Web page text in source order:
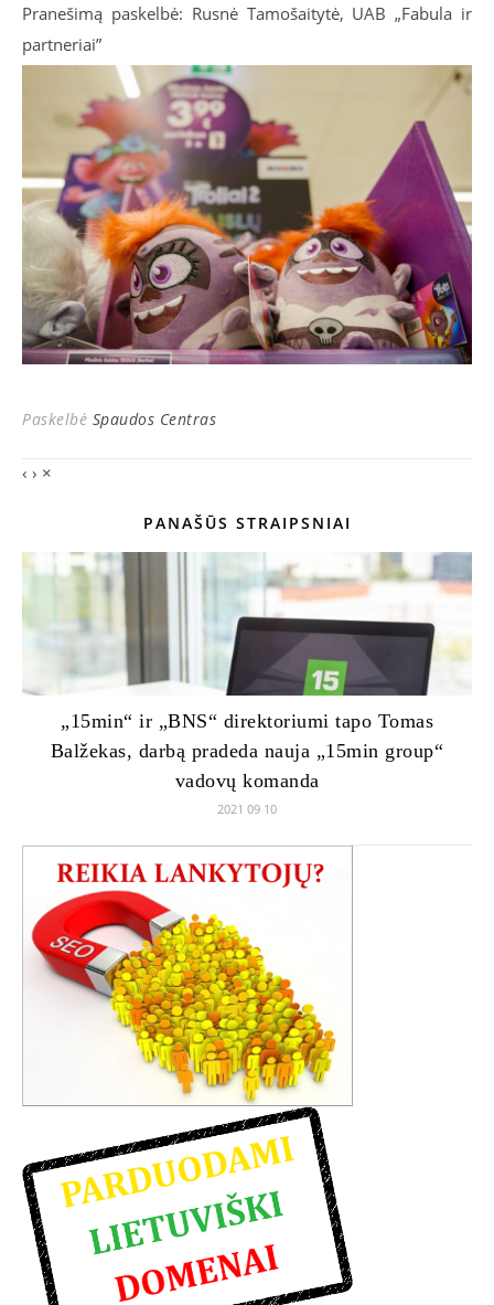
Pranešimą paskelbė: Rusnė Tamošaitytė, UAB „Fabula ir
partneriai”
Paskelbė Spaudos Centras
‹ › ×
PANAŠŪS STRAIPSNIAI
„15min“ ir „BNS“ direktoriumi tapo Tomas
Balžekas, darbą pradeda nauja „15min group“
vadovų komanda
2021 09 10